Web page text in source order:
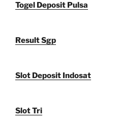
Togel Deposit Pulsa
Result Sgp
Slot Deposit Indosat
Slot Tri